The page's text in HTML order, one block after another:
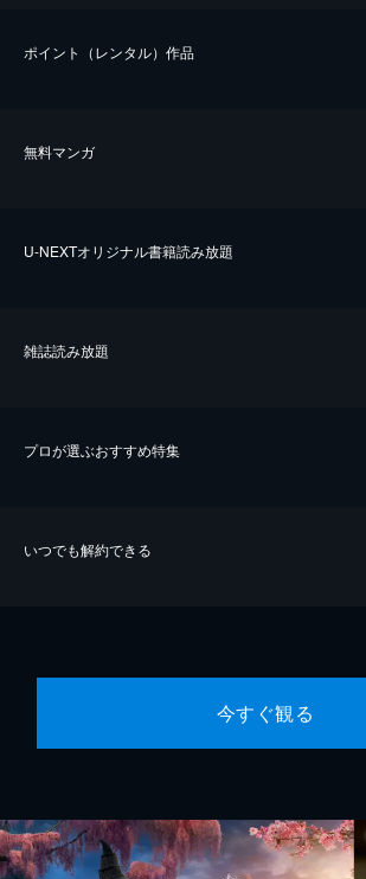
ポイント（レンタル）作品
無料マンガ
U-NEXTオリジナル書籍読み放題
雑誌読み放題
プロが選ぶおすすめ特集
いつでも解約できる
今すぐ観る